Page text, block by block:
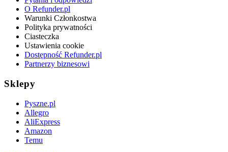
O Refunder.pl
Warunki Członkostwa
Polityka prywatności
Ciasteczka
Ustawienia cookie
Dostępność Refunder.pl
Partnerzy biznesowi
Sklepy
Pyszne.pl
Allegro
AliExpress
Amazon
Temu